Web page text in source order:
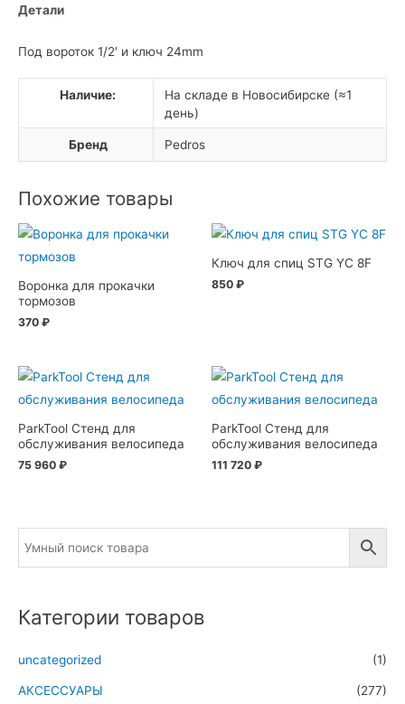
Детали
Под вороток 1/2′ и ключ 24mm
Наличие:
На складе в Новосибирске (≈1
день)
Бренд Pedros
Похожие товары
Воронка для прокачки
тормозов
370 ₽
Ключ для спиц STG YC 8F
850 ₽
ParkTool Стенд для
обслуживания велосипеда
75 960 ₽
ParkTool Стенд для
обслуживания велосипеда
111 720 ₽
Категории товаров
uncategorized (1)
АКСЕССУАРЫ
(277)